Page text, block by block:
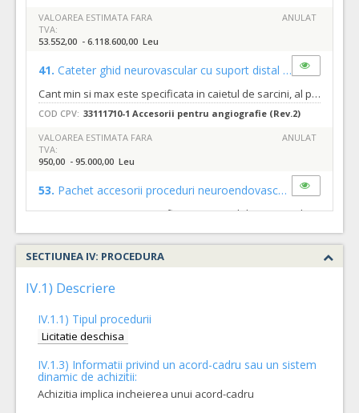
VALOAREA ESTIMATA FARA
TVA:
53.552,00 - 6.118.600,00 Leu
ANULAT
41. Cateter ghid neurovascular cu suport distal (LOT-0041)
Cant min si max este specificata in caietul de sarcini, al prezentei documentatii.
COD CPV: 33111710-1 Accesorii pentru angiografie (Rev.2)
VALOAREA ESTIMATA FARA
TVA:
950,00 - 95.000,00 Leu
ANULAT
53. Pachet accesorii proceduri neuroendovasculare radiale si femurale
Cant min si max este specificata in caietul de sarcini, al prezentei documentatii.
COD CPV: 33111710-1 Accesorii pentru angiografie (Rev.2)
VALOAREA ESTIMATA FARA
TVA:
252,85 - 248.702,00 Leu
VALOAREA ESTIMATA FARA
TVA:
3.200,00 - 640.000,00 Leu
SECTIUNEA IV: PROCEDURA
IV.1) Descriere
IV.1.1) Tipul procedurii
Licitatie deschisa
IV.1.3) Informatii privind un acord-cadru sau un sistem
dinamic de achizitii:
Achizitia implica incheierea unui acord-cadru